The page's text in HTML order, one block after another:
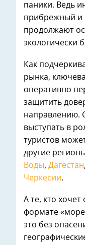
паники. Ведь
прибрежный и
продолжают
экологически
Как
рынка,
оперативно
защитить
направлению.
выступать в
туристов
другие
Воды, Дагестан
Черкесии.
А те, кто
формате «море
это без